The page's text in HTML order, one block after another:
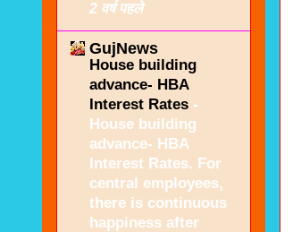
2 वर्ष पहले
GujNews
House building
advance- HBA
Interest Rates -
House building
advance- HBA
Interest Rates. For
central employees,
there is continuous
happiness after